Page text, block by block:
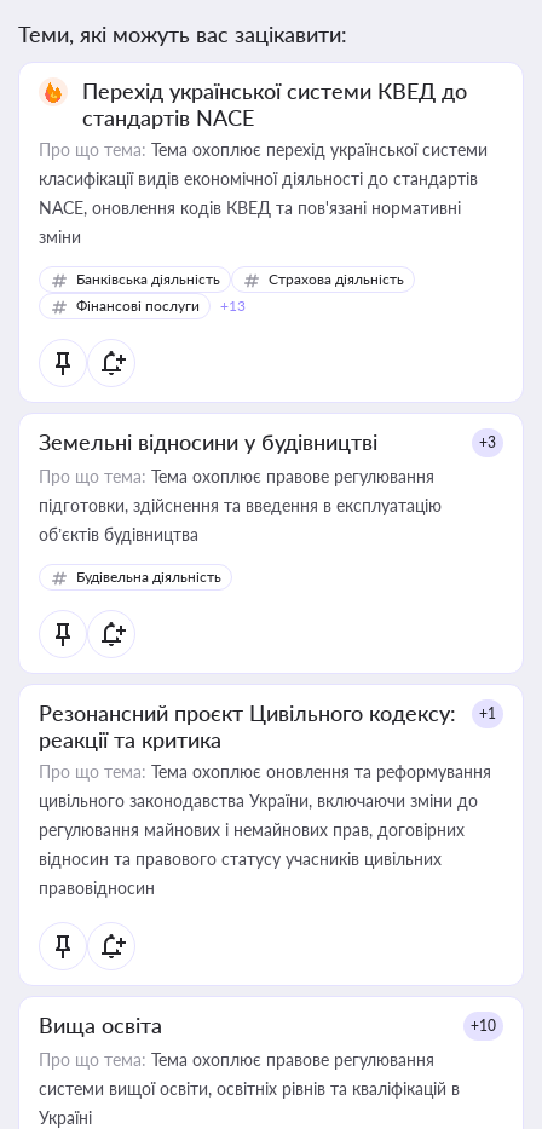
Теми, які можуть вас зацікавити:
Перехід української системи КВЕД до
стандартів NACE
Про що тема: Тема охоплює перехід української системи
класифікації видів економічної діяльності до стандартів
NACE, оновлення кодів КВЕД та пов'язані нормативні
зміни
Банківська діяльність
Страхова діяльність
Фінансові послуги
+13
Земельні відносини у будівництві +3
Про що тема: Тема охоплює правове регулювання
підготовки, здійснення та введення в експлуатацію
об’єктів будівництва
Будівельна діяльність
Резонансний проєкт Цивільного кодексу:
реакції та критика
+1
Про що тема: Тема охоплює оновлення та реформування
цивільного законодавства України, включаючи зміни до
регулювання майнових і немайнових прав, договірних
відносин та правового статусу учасників цивільних
правовідносин
Вища освіта +10
Про що тема: Тема охоплює правове регулювання
системи вищої освіти, освітніх рівнів та кваліфікацій в
Україні